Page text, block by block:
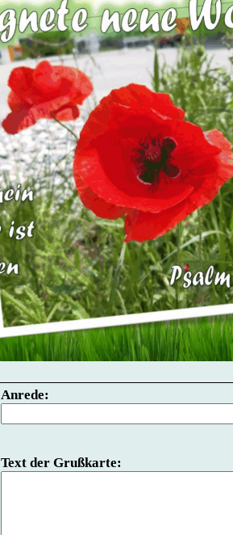
Anrede:
Text der Grußkarte: